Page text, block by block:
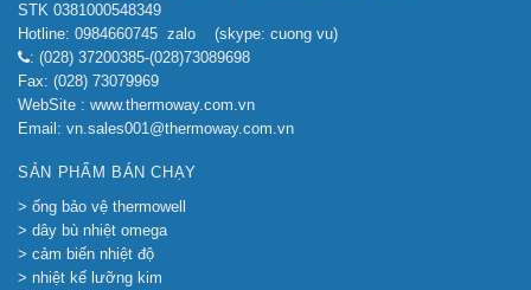
STK 0381000548349
Hotline: 0984660745 zalo (skype: cuong vu)
: (028) 37200385-(028)73089698
Fax: (028) 73079969
WebSite : www.thermoway.com.vn
Email: vn.sales001@thermoway.com.vn
SẢN PHẨM BÁN CHẠY
> ống bảo vệ thermowell
> dây bù nhiệt omega
> cảm biến nhiệt độ
> nhiệt kế lưỡng kim